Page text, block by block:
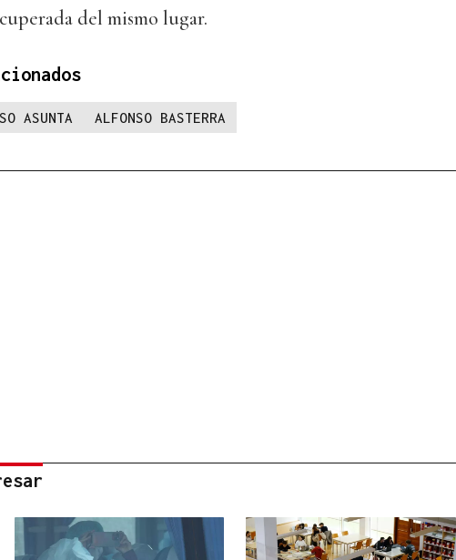
del mismo lugar.
ASUNTA ALFONSO BASTERRA